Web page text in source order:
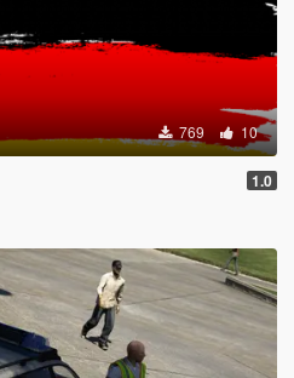
769 10
1.0